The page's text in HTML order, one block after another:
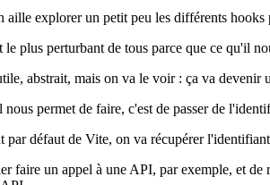
aille explorer un petit peu les différents
le plus perturbant de tous parce que ce qu'il
abstrait, mais on va le voir : ça va devenir
permet de faire, c'est de passer de
par défaut de Vite, on va récupérer
faire un appel à une API, par exemple, et